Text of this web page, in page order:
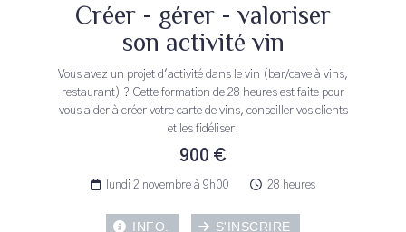
Créer - gérer - valoriser
son activité vin
Vous avez un projet d'activité dans le vin (bar/cave à vins,
restaurant) ? Cette formation de 28 heures est faite pour
vous aider à créer votre carte de vins, conseiller vos clients
et les fidéliser!
900 €
lundi 2 novembre à 9h00 28 heures
INFO. S'INSCRIRE